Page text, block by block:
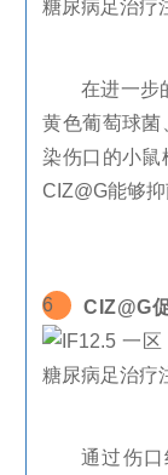
在进一步
黄色葡萄球菌
染伤口的小鼠
CIZ@G能够
6 CIZ@G
通过伤口